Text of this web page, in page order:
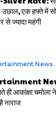
उछाल, एक हफ्ते में
से ज्यादा महंगी
News
ही आकांक्षा चमोला
नाराज